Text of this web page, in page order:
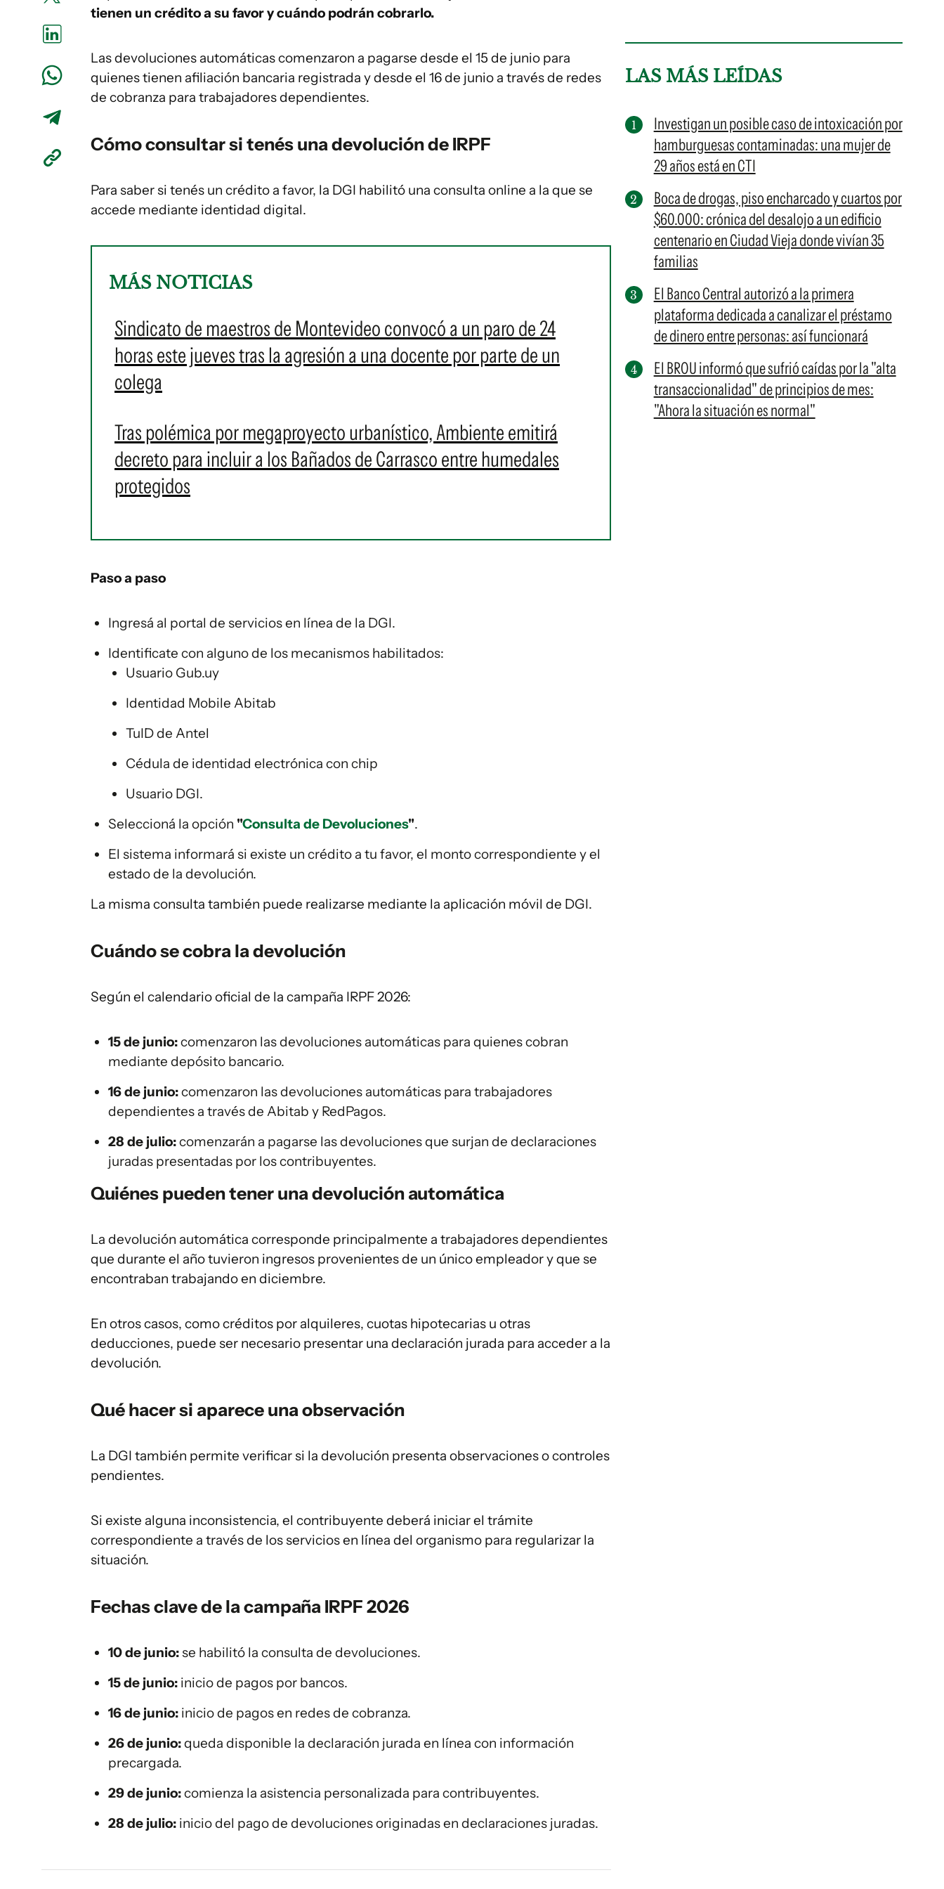
tienen un crédito a su favor y cuándo podrán cobrarlo.
Las devoluciones automáticas comenzaron a pagarse desde el 15 de junio para
quienes tienen afiliación bancaria registrada y desde el 16 de junio a través de redes
de cobranza para trabajadores dependientes.
Cómo consultar si tenés una devolución de IRPF
Para saber si tenés un crédito a favor, la DGI habilitó una consulta online a la que se
accede mediante identidad digital.
MÁS NOTICIAS
Sindicato de maestros de Montevideo convocó a un paro de 24
horas este jueves tras la agresión a una docente por parte de un
colega
Tras polémica por megaproyecto urbanístico, Ambiente emitirá
decreto para incluir a los Bañados de Carrasco entre humedales
protegidos
Paso a paso
Ingresá al portal de servicios en línea de la DGI.
Identificate con alguno de los mecanismos habilitados:
Usuario Gub.uy
Identidad Mobile Abitab
TuID de Antel
Cédula de identidad electrónica con chip
Usuario DGI.
Seleccioná la opción "Consulta de Devoluciones".
El sistema informará si existe un crédito a tu favor, el monto correspondiente y el
estado de la devolución.
La misma consulta también puede realizarse mediante la aplicación móvil de DGI.
Cuándo se cobra la devolución
Según el calendario oficial de la campaña IRPF 2026:
15 de junio:comenzaron las devoluciones automáticas para quienes cobran
mediante depósito bancario.
16 de junio:comenzaron las devoluciones automáticas para trabajadores
dependientes a través de Abitab y RedPagos.
28 de julio:comenzarán a pagarse las devoluciones que surjan de declaraciones
juradas presentadas por los contribuyentes.
Quiénes pueden tener una devolución automática
La devolución automática corresponde principalmente a trabajadores dependientes
que durante el año tuvieron ingresos provenientes de un único empleador y que se
encontraban trabajando en diciembre.
En otros casos, como créditos por alquileres, cuotas hipotecarias u otras
deducciones, puede ser necesario presentar una declaración jurada para acceder a la
devolución.
Qué hacer si aparece una observación
La DGI también permite verificar si la devolución presenta observaciones o controles
pendientes.
Si existe alguna inconsistencia, el contribuyente deberá iniciar el trámite
correspondiente a través de los servicios en línea del organismo para regularizar la
situación.
Fechas clave de la campaña IRPF 2026
10 de junio:se habilitó la consulta de devoluciones.
15 de junio: inicio de pagos por bancos.
16 de junio: inicio de pagos en redes de cobranza.
26 de junio:queda disponible la declaración jurada en línea con información
precargada.
29 de junio:comienza la asistencia personalizada para contribuyentes.
28 de julio: inicio del pago de devoluciones originadas en declaraciones juradas.
LAS MÁS LEÍDAS
Investigan un posible caso de intoxicación por
hamburguesas contaminadas: una mujer de
29 años está en CTI
Boca de drogas, piso encharcado y cuartos por
$60.000: crónica del desalojo a un edificio
centenario en Ciudad Vieja donde vivían 35
familias
El Banco Central autorizó a la primera
plataforma dedicada a canalizar el préstamo
de dinero entre personas: así funcionará
El BROU informó que sufrió caídas por la "alta
transaccionalidad" de principios de mes:
"Ahora la situación es normal"